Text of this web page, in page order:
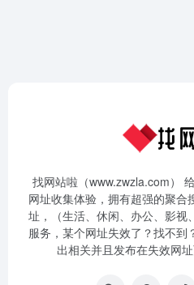
找网站啦（www.zwzla.com）
网址收集体验，拥有超强的聚合
址，（生活、休闲、办公、影视
服务，某个网址失效了？找不
出相关并且发布在失效网